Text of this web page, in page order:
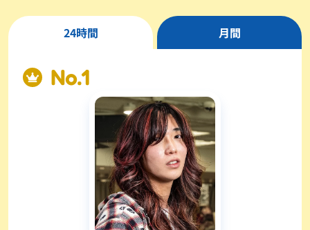
24時間 月間